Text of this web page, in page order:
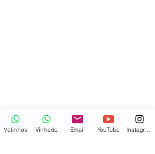
Valinhos Vinhedo Email YouTube